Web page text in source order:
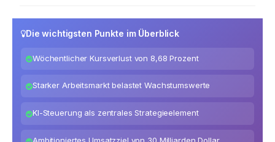
Die wichtigsten Punkte im Überblick
Wöchentlicher Kursverlust von 8,68 Prozent
Starker Arbeitsmarkt belastet Wachstumswerte
KI-Steuerung als zentrales Strategieelement